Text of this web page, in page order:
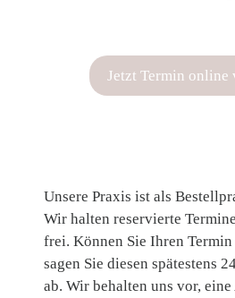
Jetzt Termin online
Unsere Praxis ist als
Wir halten reservierte
frei. Können Sie Ihren
sagen Sie diesen spätestens
ab. Wir behalten uns vor,